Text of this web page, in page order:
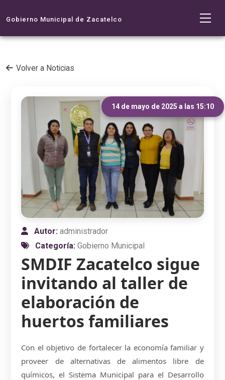
Gobierno Municipal de Zacatelco
Volver a Noticias
14 de mayo de 2025 a las 15:10
Autor:administrador
Categoría:Gobierno Municipal
SMDIF Zacatelco sigue
invitando al taller de
elaboración de
huertos familiares
Con el objetivo de fortalecer la economía familiar y
proveer de alternativas de alimentos libre de
químicos, el Sistema Municipal para el Desarrollo